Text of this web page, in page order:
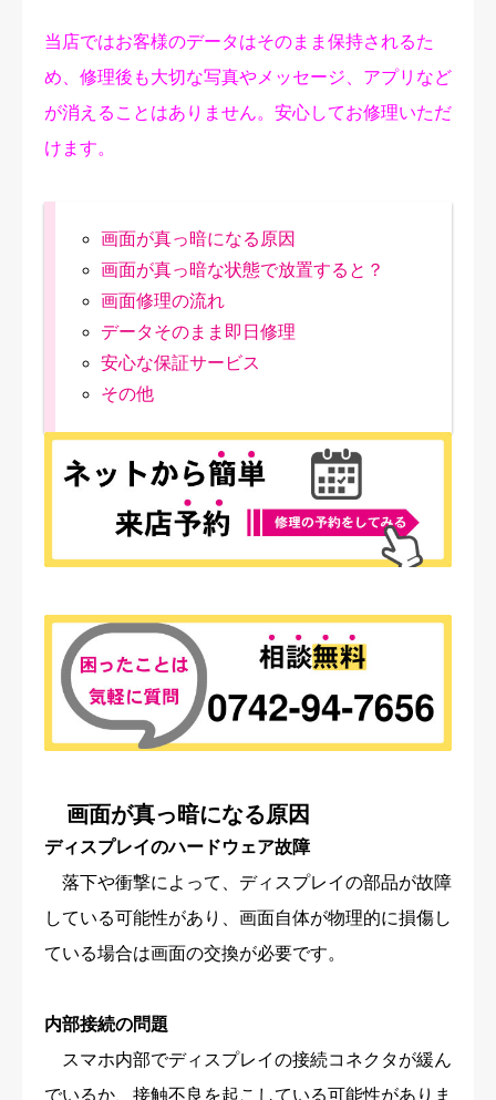
当店ではお客様のデータはそのまま保持されるた
め、修理後も大切な写真やメッセージ、アプリなど
が消えることはありません。安心してお修理いただ
けます。
画面が真っ暗になる原因
画面が真っ暗な状態で放置すると？
画面修理の流れ
データそのまま即日修理
安心な保証サービス
その他
画面が真っ暗になる原因
ディスプレイのハードウェア故障
落下や衝撃によって、ディスプレイの部品が故障
している可能性があり、画面自体が物理的に損傷し
ている場合は画面の交換が必要です。
内部接続の問題
スマホ内部でディスプレイの接続コネクタが緩ん
でいるか、接触不良を起こしている可能性がありま
プライバシーポリシー